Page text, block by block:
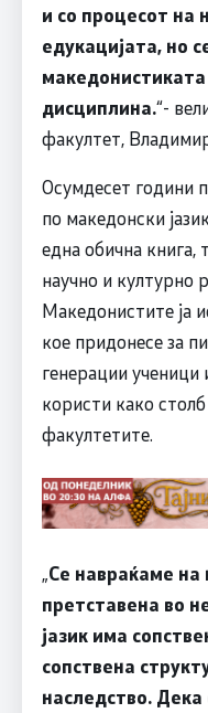
и со процесот на
едукацијата, но
дисциплина.“-
факултет,
Осумдесет години
по македонски
една обична книга,
научно и културно
Македонистите ја
кое придонесе за
генерации ученици
користи како
факултетите.
„Се навраќаме на
претставена во
јазик има
сопствена
наследство. Дека